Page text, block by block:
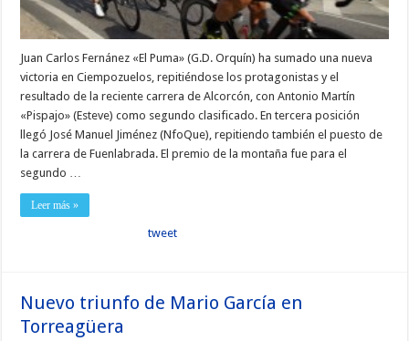
Juan Carlos Fernánez «El Puma» (G.D. Orquín) ha sumado una nueva
victoria en Ciempozuelos, repitiéndose los protagonistas y el
resultado de la reciente carrera de Alcorcón, con Antonio Martín
«Pispajo» (Esteve) como segundo clasificado. En tercera posición
llegó José Manuel Jiménez (NfoQue), repitiendo también el puesto de
la carrera de Fuenlabrada. El premio de la montaña fue para el
segundo …
Leer más »
tweet
Nuevo triunfo de Mario García en
Torreagüera